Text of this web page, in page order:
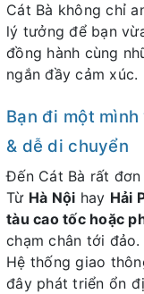
Cát Bà không chỉ
lý tưởng để bạn
đồng hành cùng
ngắn đầy cảm xúc.
Bạn đi một mình
& dễ di chuyển
Đến Cát Bà rất đơn
Từ Hà Nội hay Hải
tàu cao tốc hoặc
chạm chân tới đảo.
Hệ thống giao
đây phát triển ổn